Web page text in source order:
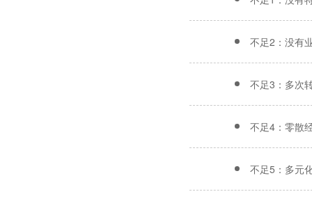
不足2：没有
不足3：多次
不足4：零散
不足5：多元